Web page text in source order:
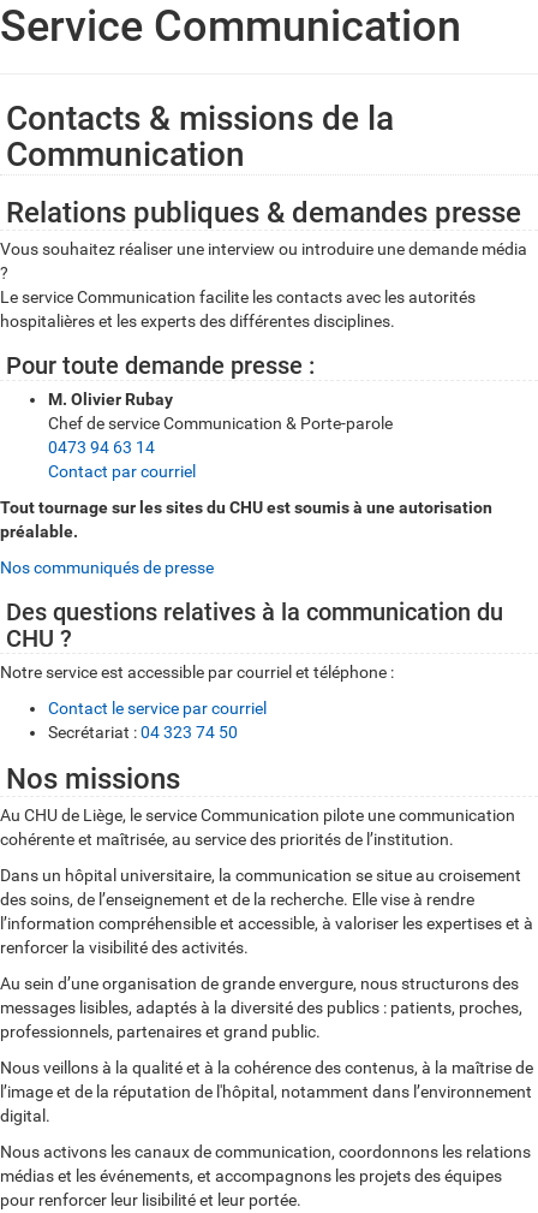
Service Communication
Contacts & missions de la
Communication
Relations publiques & demandes presse
Vous souhaitez réaliser une interview ou introduire une demande média
?
Le service Communication facilite les contacts avec les autorités
hospitalières et les experts des différentes disciplines.
Pour toute demande presse :
M. Olivier Rubay
Chef de service Communication & Porte-parole
0473 94 63 14
Contact par courriel
Tout tournage sur les sites du CHU est soumis à une autorisation
préalable.
Nos communiqués de presse
Des questions relatives à la communication du
CHU ?
Notre service est accessible par courriel et téléphone :
Contact le service par courriel
Secrétariat :04 323 74 50
Nos missions
Au CHU de Liège, le service Communication pilote une communication
cohérente et maîtrisée, au service des priorités de l’institution.
Dans un hôpital universitaire, la communication se situe au croisement
des soins, de l’enseignement et de la recherche. Elle vise à rendre
l’information compréhensible et accessible, à valoriser les expertises et à
renforcer la visibilité des activités.
Au sein d’une organisation de grande envergure, nous structurons des
messages lisibles, adaptés à la diversité des publics : patients, proches,
professionnels, partenaires et grand public.
Nous veillons à la qualité et à la cohérence des contenus, à la maîtrise de
l’image et de la réputation de l'hôpital, notamment dans l’environnement
digital.
Nous activons les canaux de communication, coordonnons les relations
médias et les événements, et accompagnons les projets des équipes
pour renforcer leur lisibilité et leur portée.